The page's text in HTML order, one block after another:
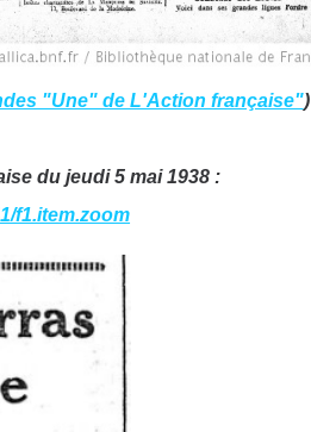
"Une" de L'Action française")
du jeudi 5 mai 1938 :
f1.item.zoom